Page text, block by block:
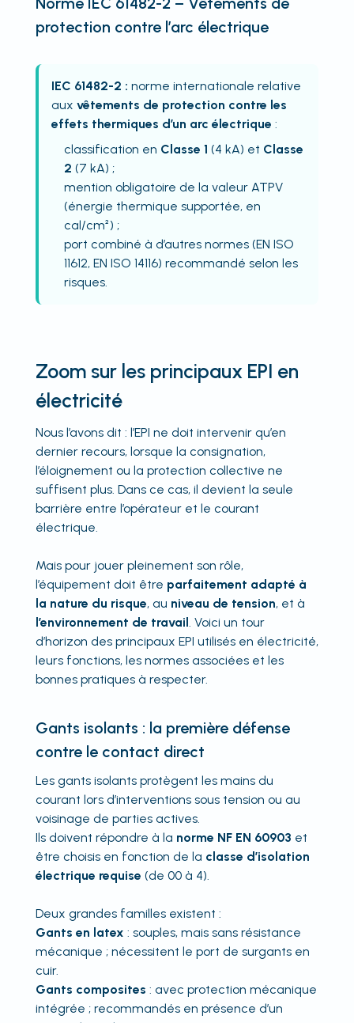
protection contre l’arc électrique
IEC 61482-2 : norme internationale relative
aux vêtements de protection contre les
effets thermiques d’un arc électrique :
classification en Classe 1 (4 kA) et Classe
2 (7 kA) ;
mention obligatoire de la valeur ATPV
(énergie thermique supportée, en
cal/cm²) ;
port combiné à d’autres normes (EN ISO
11612, EN ISO 14116) recommandé selon les
risques.
Zoom sur les principaux EPI en
électricité
Nous l’avons dit : l’EPI ne doit intervenir qu’en
dernier recours, lorsque la consignation,
l’éloignement ou la protection collective ne
suffisent plus. Dans ce cas, il devient la seule
barrière entre l’opérateur et le courant
électrique.
Mais pour jouer pleinement son rôle,
l’équipement doit être parfaitement adapté à
la nature du risque, au niveau de tension, et à
l’environnement de travail . Voici un tour
d’horizon des principaux EPI utilisés en électricité,
leurs fonctions, les normes associées et les
bonnes pratiques à respecter.
Gants isolants : la première défense
contre le contact direct
Les gants isolants protègent les mains du
courant lors d’interventions sous tension ou au
voisinage de parties actives.
Ils doivent répondre à la norme NF EN 60903 et
être choisis en fonction de la classe d’isolation
électrique requise (de 00 à 4).
Deux grandes familles existent :
Gants en latex : souples, mais sans résistance
mécanique ; nécessitent le port de surgants en
cuir.
Gants composites : avec protection mécanique
intégrée ; recommandés en présence d’un